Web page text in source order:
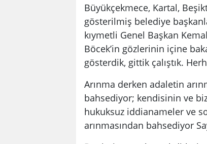
Büyükçekmece, Kartal,
gösterilmiş belediye
kıymetli Genel Başkan
Böcek’in gözlerinin içine
gösterdik, gittik çalıştık.
Arınma derken adaletin
bahsediyor; kendisinin ve
hukuksuz iddianameler ve
arınmasından bahsediyor